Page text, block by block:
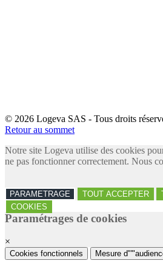
© 2026 Logeva SAS - Tous droits
Retour au sommet
Notre site Logeva utilise des cookies
ne pas fonctionner correctement. Nous
PARAMETRAGE TOUT ACCEPTER
COOKIES
Paramétrages de cookies
×
Cookies fonctionnels Mesure